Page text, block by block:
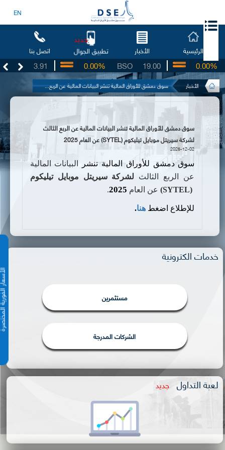
EN
الرئيسية الأخبار تطبيق الجوال
جديد
اتصل بنا
3.91
UG 19.00
BSO
0.00% 0.00%
الأخبار سوق دمشق للأوراق المالية تنشر البيانات المالية عن الربع...
الأسعار
سوق دمشق للأوراق المالية تنشر البيانات المالية عن الربع الثالث
لشركة سيريتل موبايل تيليكوم (SYTEL) عن العام 2025
2025-12-02
سوق دمشق للأوراق الماليةتنشر
البيانات المالية
عن الربع الثالث لشركة سيريتل موبايل تيليكوم
(SYTEL) عن العام 2025
.
للإطلاع اضغط هنا.
خدمات الكترونية
مستثمرين
الشركات المدرجة
لعبة التداول جديد